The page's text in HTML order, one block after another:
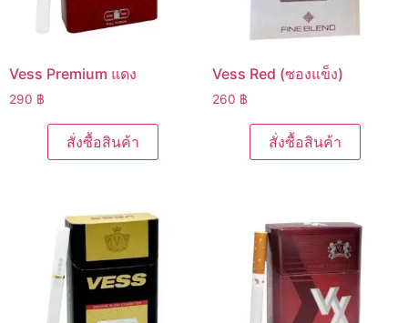
Vess Premium แดง
290 ฿
สั่งซื้อสินค้า
Vess Red (ซองแข็ง)
260 ฿
สั่งซื้อสินค้า